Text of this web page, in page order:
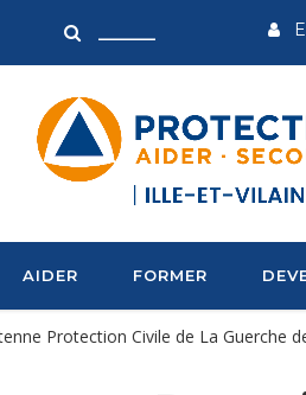
AIDER FORMER
Protection Civile de La Guerche